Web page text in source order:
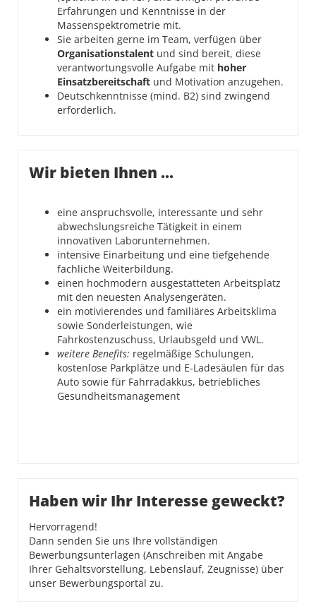
Erfahrungen und Kenntnisse in der
Massenspektrometrie mit.
Sie arbeiten gerne im Team, verfügen über
Organisationstalent und sind bereit, diese
verantwortungsvolle Aufgabe mit hoher
Einsatzbereitschaft und Motivation anzugehen.
Deutschkenntnisse (mind. B2) sind zwingend
erforderlich.
Wir bieten Ihnen ...
eine anspruchsvolle, interessante und sehr
abwechslungsreiche Tätigkeit in einem
innovativen Laborunternehmen.
intensive Einarbeitung und eine tiefgehende
fachliche Weiterbildung.
einen hochmodern ausgestatteten Arbeitsplatz
mit den neuesten Analysengeräten.
ein motivierendes und familiäres Arbeitsklima
sowie Sonderleistungen, wie
Fahrkostenzuschuss, Urlaubsgeld und VWL.
weitere Benefits: regelmäßige Schulungen,
kostenlose Parkplätze und E-Ladesäulen für das
Auto sowie für Fahrradakkus, betriebliches
Gesundheitsmanagement
Haben wir Ihr Interesse geweckt?
Hervorragend!
Dann senden Sie uns Ihre vollständigen
Bewerbungsunterlagen (Anschreiben mit Angabe
Ihrer Gehaltsvorstellung, Lebenslauf, Zeugnisse) über
unser Bewerbungsportal zu.